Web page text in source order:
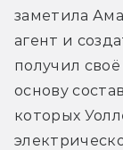
заметила
агент и
получил
основу
которых